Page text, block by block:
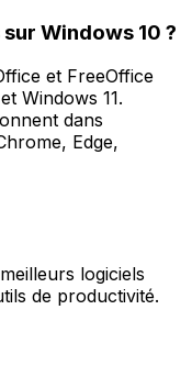
Windows 10 ?
et FreeOffice
Windows 11.
dans
Edge,
logiciels
de productivité.